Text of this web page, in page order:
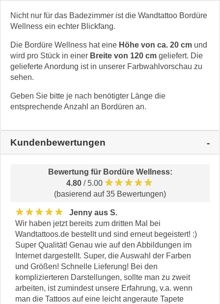
Nicht nur für das Badezimmer ist die Wandtattoo Bordüre
Wellness ein echter Blickfang.
Die Bordüre Wellness hat eine Höhe von ca. 20 cm und
wird pro Stück in einer Breite von 120 cm geliefert. Die
gelieferte Anordung ist in unserer Farbwahlvorschau zu
sehen.
Geben Sie bitte je nach benötigter Länge die
entsprechende Anzahl an Bordüren an.
Kundenbewertungen
Bewertung für Bordüre Wellness:
4.80 / 5.00 ★★★★★
(basierend auf 35 Bewertungen)
★★★★★
Jenny aus S.
Wir haben jetzt bereits zum dritten Mal bei
Wandtattoos.de bestellt und sind erneut begeistert! :)
Super Qualität! Genau wie auf den Abbildungen im
Internet dargestellt. Super, die Auswahl der Farben
und Größen! Schnelle Lieferung! Bei den
komplizierteren Darstellungen, sollte man zu zweit
arbeiten, ist zumindest unsere Erfahrung, v.a. wenn
man die Tattoos auf eine leicht angeraute Tapete